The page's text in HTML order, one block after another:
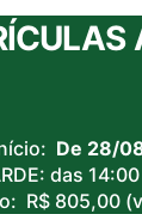
De 28/
das
R$ 805,00